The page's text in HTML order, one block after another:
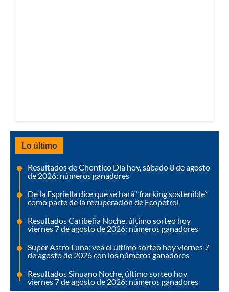
Lo último
Resultados de Chontico Día hoy, sábado 8 de agosto
de 2026: números ganadores
De la Espriella dice que se hará “fracking sostenible”
como parte de la recuperación de Ecopetrol
Resultados Caribeña Noche, último sorteo hoy
viernes 7 de agosto de 2026: números ganadores
Super Astro Luna: vea el último sorteo hoy viernes 7
de agosto de 2026 con los números ganadores
Resultados Sinuano Noche, último sorteo hoy
viernes 7 de agosto de 2026: números ganadores